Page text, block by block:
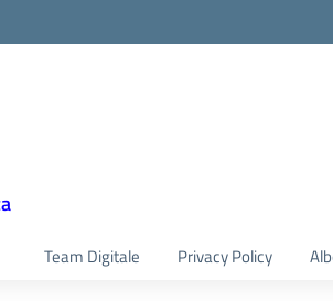
Team Digitale Privacy Policy